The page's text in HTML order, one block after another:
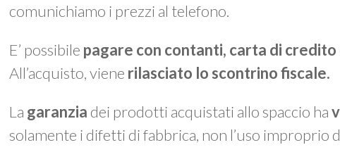
comunichiamo i prezzi al telefono.
E’ possibile pagare con contanti, carta di credito
All’acquisto, viene rilasciato lo scontrino fiscale.
La garanzia dei prodotti acquistati allo spaccio ha
solamente i difetti di fabbrica, non l’uso improprio